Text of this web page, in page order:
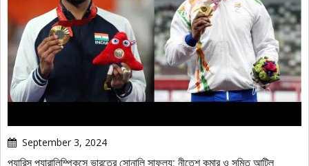
September 3, 2024
প্যারিস প্যারালিম্পিকসে ভারতের সোনালি সাফল্য: নীতেশ কুমার ও সুমিত আন্টিল